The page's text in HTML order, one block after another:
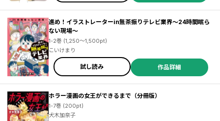
進め！イラストレーターin無茶振りテレビ業界～24時間眠ら
ない現場～
1-2巻 (1,250～1,500pt)
こいけまり
試し読み 作品詳細
ホラー漫画の女王ができるまで（分冊版）
1-7巻 (200pt)
犬木加奈子